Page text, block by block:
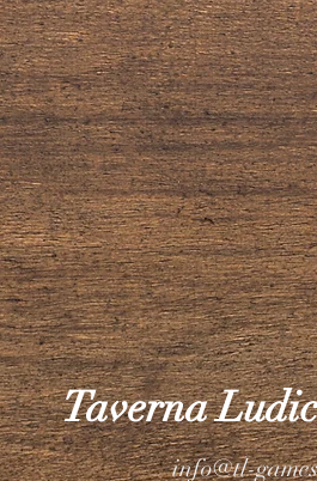
Taverna
info@tl-